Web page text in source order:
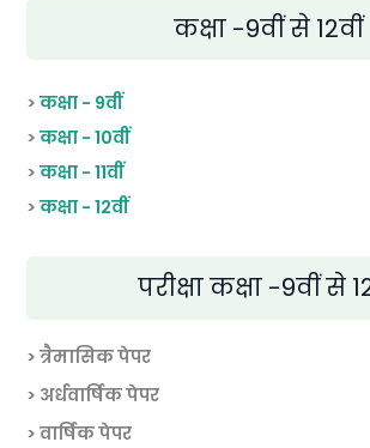
कक्षा -9वीं से 12वीं
>कक्षा - 9वीं
>कक्षा - 10वीं
>कक्षा - 11वीं
>कक्षा - 12वीं
परीक्षा कक्षा -9वीं से
> त्रैमासिक पेपर
> अर्धवार्षिक पेपर
> वार्षिक पेपर